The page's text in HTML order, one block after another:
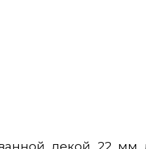
декой 22 мм